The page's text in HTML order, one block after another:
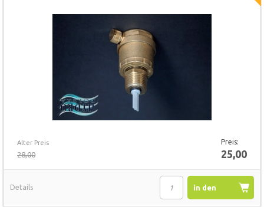
Alter Preis
28,00
Preis:
25,00
in den
Details